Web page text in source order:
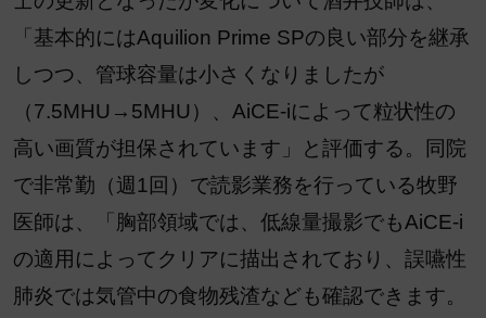
「基本的にはAquilion Prime SPの良い部分を継承
しつつ、管球容量は小さくなりましたが
（7.5MHU→5MHU）、AiCE-iによって粒状性の
高い画質が担保されています」と評価する。同院
で非常勤（週1回）で読影業務を行っている牧野
医師は、「胸部領域では、低線量撮影でもAiCE-i
の適用によってクリアに描出されており、誤嚥性
肺炎では気管中の食物残渣なども確認できます。